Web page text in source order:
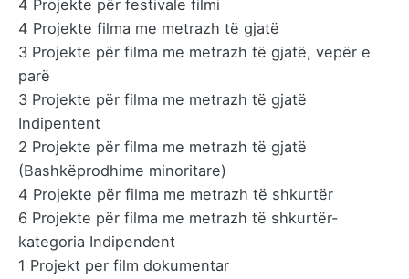
4 Projekte për festivale filmi
4 Projekte filma me metrazh të gjatë
3 Projekte për filma me metrazh të gjatë, vepër e
parë
3 Projekte për filma me metrazh të gjatë
Indipentent
2 Projekte për filma me metrazh të gjatë
(Bashkëprodhime minoritare)
4 Projekte për filma me metrazh të shkurtër
6 Projekte për filma me metrazh të shkurtër-
kategoria Indipendent
1 Projekt per film dokumentar